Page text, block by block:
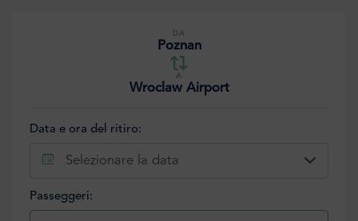
DA
Poznan
A
Wroclaw Airport
Data e ora del ritiro:
Selezionare la data
Passeggeri: